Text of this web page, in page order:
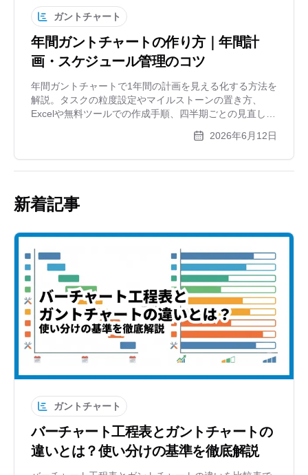
ガントチャート
年間ガントチャートの作り方｜年間計
画・スケジュール管理のコツ
年間ガントチャートで1年間の計画を見える化する方法を
解説。タスクの粒度設定やマイルストーンの置き方、
Excelや無料ツールでの作成手順、四半期ごとの見直し運
2026年6月12日
新着記事
ガントチャート
バーチャート工程表とガントチャートの
違いとは？使い分けの基準を徹底解説